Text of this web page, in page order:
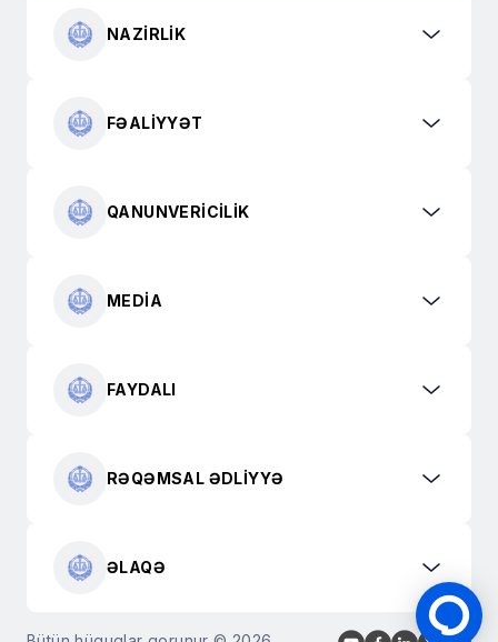
NAZIRLIK
FƏALIYYƏT
QANUNVERICILIK
MEDIA
FAYDALI
RƏQƏMSAL ƏDLIYYƏ
ƏLAQƏ